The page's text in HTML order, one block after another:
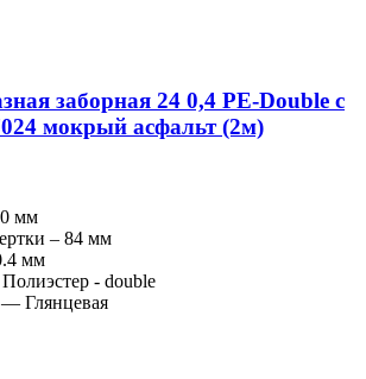
заборная 24 0,4 PE-Double с
мокрый асфальт (2м)
мм
– 84 мм
мм
- double
Глянцевая